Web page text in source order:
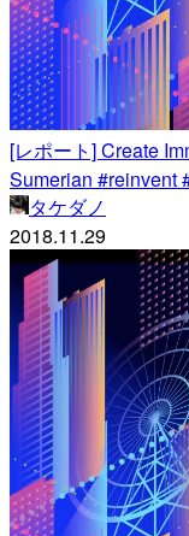
[レポート] Create
Sumerian #reinvent
タケダノ
2018.11.29